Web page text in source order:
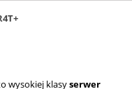
wysokiej klasyserwer